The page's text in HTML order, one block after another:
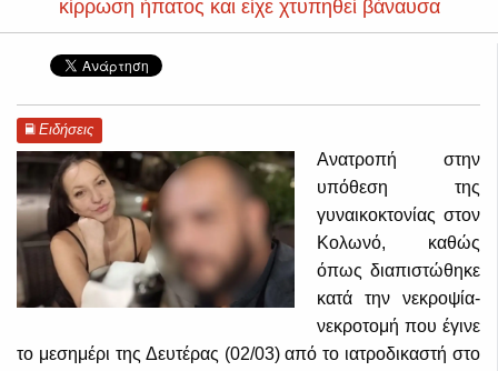
κίρρωση ήπατος και είχε χτυπηθεί βάναυσα
Ειδήσεις
Ανατροπή στην
υπόθεση της
γυναικοκτονίας στον
Κολωνό, καθώς
όπως διαπιστώθηκε
κατά την νεκροψία-
νεκροτομή που έγινε
το μεσημέρι της Δευτέρας (02/03) από το ιατροδικαστή στο